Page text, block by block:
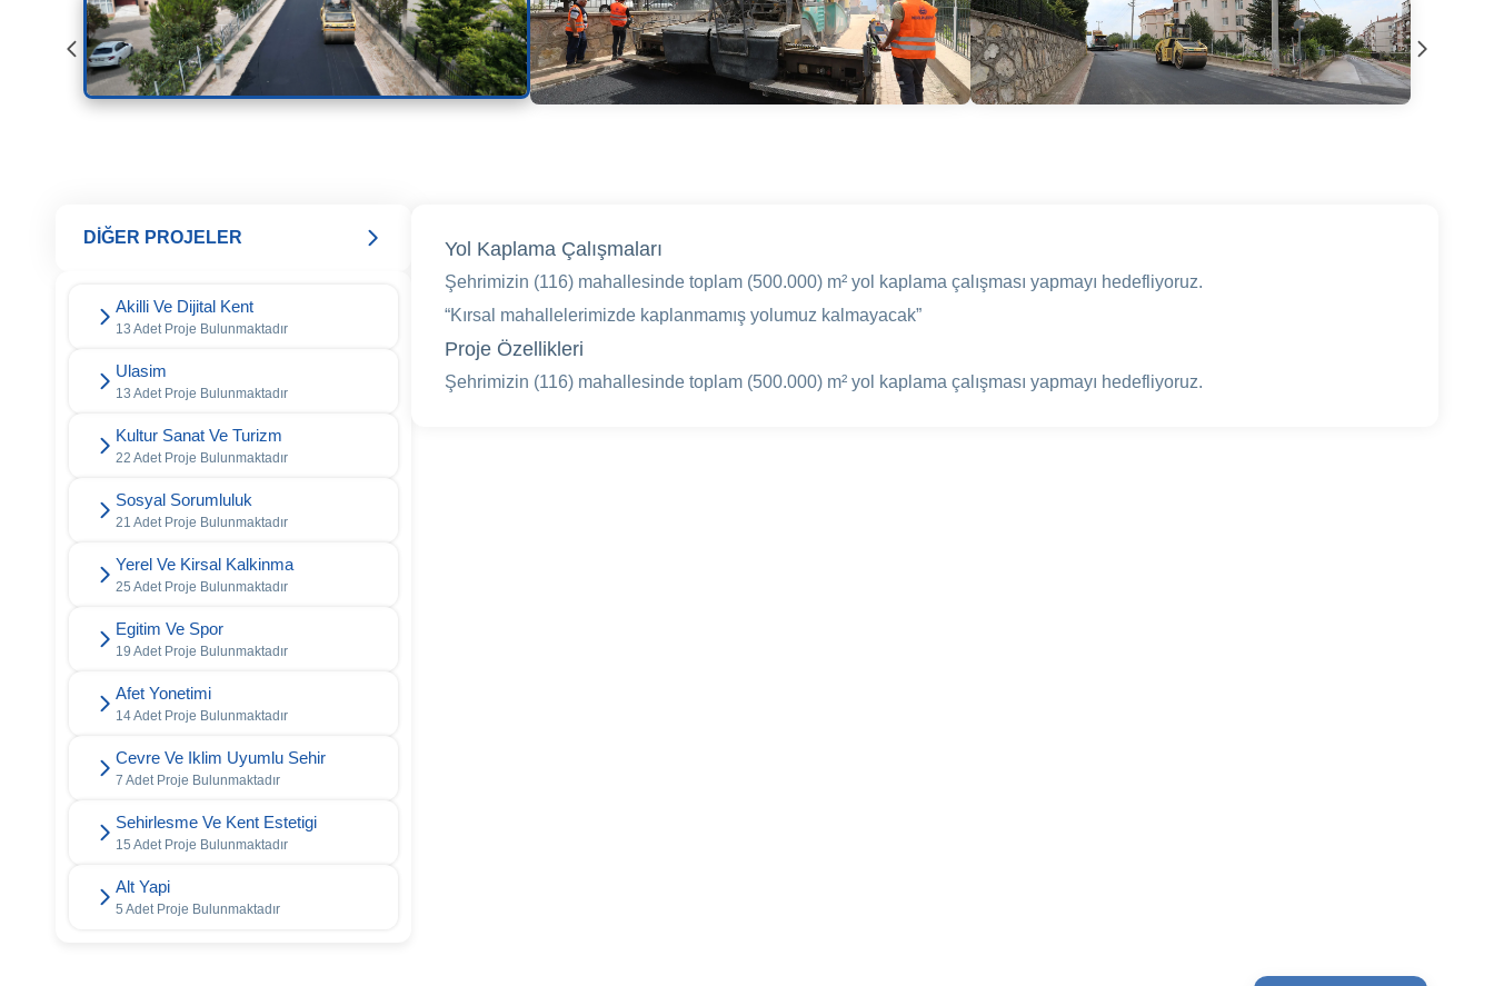
DİĞER PROJELER
Akilli Ve Dijital Kent
13 Adet Proje Bulunmaktadır
Ulasim
13 Adet Proje Bulunmaktadır
Kultur Sanat Ve Turizm
22 Adet Proje Bulunmaktadır
Sosyal Sorumluluk
21 Adet Proje Bulunmaktadır
Yerel Ve Kirsal Kalkinma
25 Adet Proje Bulunmaktadır
Egitim Ve Spor
19 Adet Proje Bulunmaktadır
Afet Yonetimi
14 Adet Proje Bulunmaktadır
Cevre Ve Iklim Uyumlu Sehir
7 Adet Proje Bulunmaktadır
Sehirlesme Ve Kent Estetigi
15 Adet Proje Bulunmaktadır
Alt Yapi
5 Adet Proje Bulunmaktadır
Yol Kaplama Çalışmaları
Şehrimizin (116) mahallesinde toplam (500.000) m² yol kaplama çalışması yapmayı hedefliyoruz.
“Kırsal mahallelerimizde kaplanmamış yolumuz kalmayacak”
Proje Özellikleri
Şehrimizin (116) mahallesinde toplam (500.000) m² yol kaplama çalışması yapmayı hedefliyoruz.